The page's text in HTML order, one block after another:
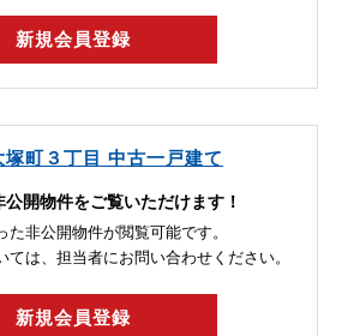
新規会員登録
塚町３丁目 中古一戸建て
開物件をご覧いただけます！
非公開物件が閲覧可能です。
は、担当者にお問い合わせください。
新規会員登録